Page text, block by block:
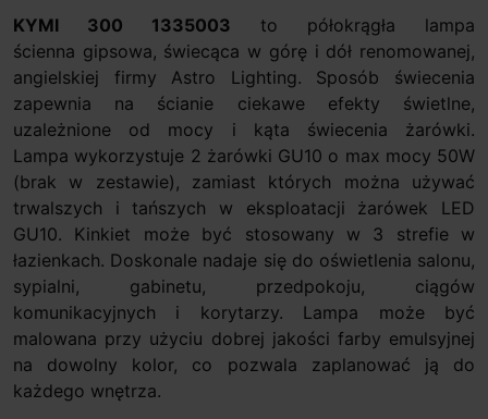
KYMI 300 1335003 to półokrągła lampa
ścienna gipsowa, świecąca w górę i dół renomowanej,
angielskiej firmy Astro Lighting. Sposób świecenia
zapewnia na ścianie ciekawe efekty świetlne,
uzależnione od mocy i kąta świecenia żarówki.
Lampa wykorzystuje 2 żarówki GU10 o max mocy 50W
(brak w zestawie), zamiast których można używać
trwalszych i tańszych w eksploatacji żarówek LED
GU10. Kinkiet może być stosowany w 3 strefie w
łazienkach. Doskonale nadaje się do oświetlenia salonu,
sypialni, gabinetu, przedpokoju, ciągów
komunikacyjnych i korytarzy. Lampa może być
malowana przy użyciu dobrej jakości farby emulsyjnej
na dowolny kolor, co pozwala zaplanować ją do
każdego wnętrza.